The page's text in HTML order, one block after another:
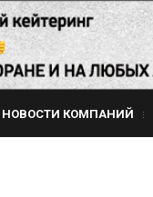
НОВОСТИ КОМПАНИЙ